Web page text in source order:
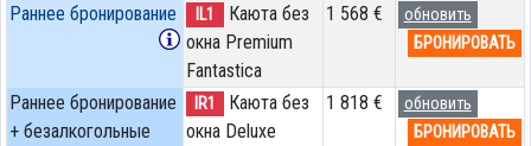
Раннее бронирование IL1
Каюта без
окна Premium
Fantastica
1 568 €
обновить
БРОНИРОВАТЬ
Раннее бронирование
+ безалкогольные
IR1
Каюта без
окна Deluxe
1 818 €
обновить
БРОНИРОВАТЬ